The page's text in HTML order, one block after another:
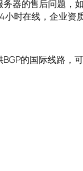
器的售后问题，
时在线，企业资
的国际线路，